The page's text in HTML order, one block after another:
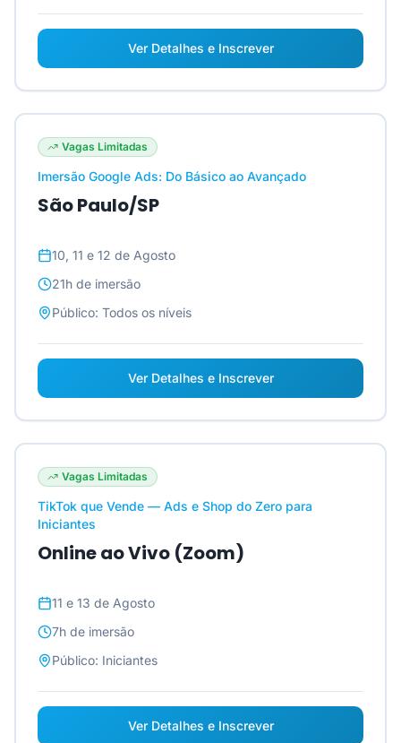
Ver Detalhes e Inscrever
Vagas Limitadas
Imersão Google Ads: Do Básico ao Avançado
São Paulo/SP
10, 11 e 12 de Agosto
21h de imersão
Público: Todos os níveis
Ver Detalhes e Inscrever
Vagas Limitadas
TikTok que Vende — Ads e Shop do Zero para
Iniciantes
Online ao Vivo (Zoom)
11 e 13 de Agosto
7h de imersão
Público: Iniciantes
Ver Detalhes e Inscrever